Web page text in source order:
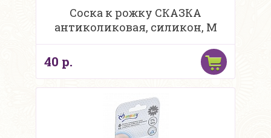
Соска к рожку СКАЗКА
антиколиковая, силикон, M
40 р.